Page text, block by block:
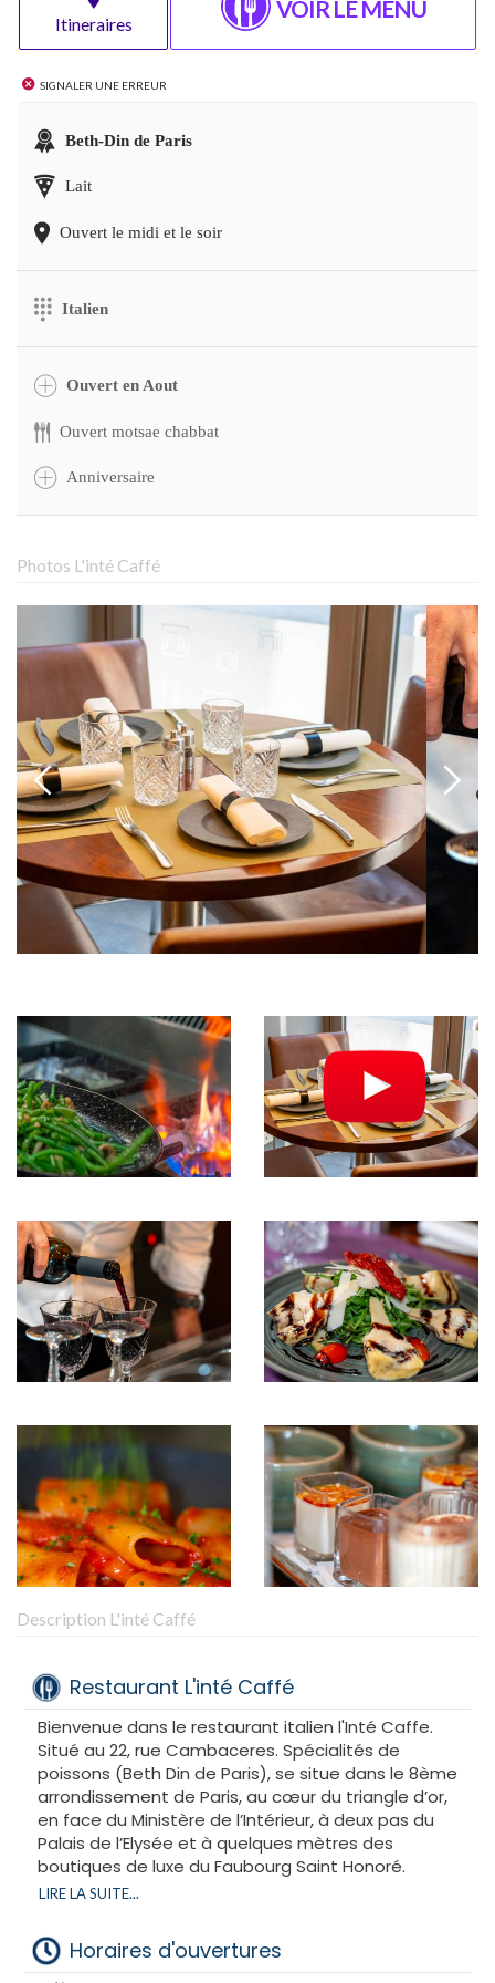
Itineraires
VOIR LE MENU
Signaler une erreur
Beth-Din de Paris
Lait
Ouvert le midi et le soir
Italien
Ouvert en Aout
Ouvert motsae chabbat
Anniversaire
Photos L'inté Caffé
Description L'inté Caffé
Restaurant L'inté Caffé
Bienvenue dans le restaurant italien l'Inté Caffe.
Situé au 22, rue Cambaceres. Spécialités de
poissons (Beth Din de Paris), se situe dans le 8ème
arrondissement de Paris, au cœur du triangle d’or,
en face du Ministère de l’Intérieur, à deux pas du
Palais de l’Elysée et à quelques mètres des
boutiques de luxe du Faubourg Saint Honoré.
Notre cuisine
italienne et cacher
LIRE LA SUITE...
Horaires d'ouvertures